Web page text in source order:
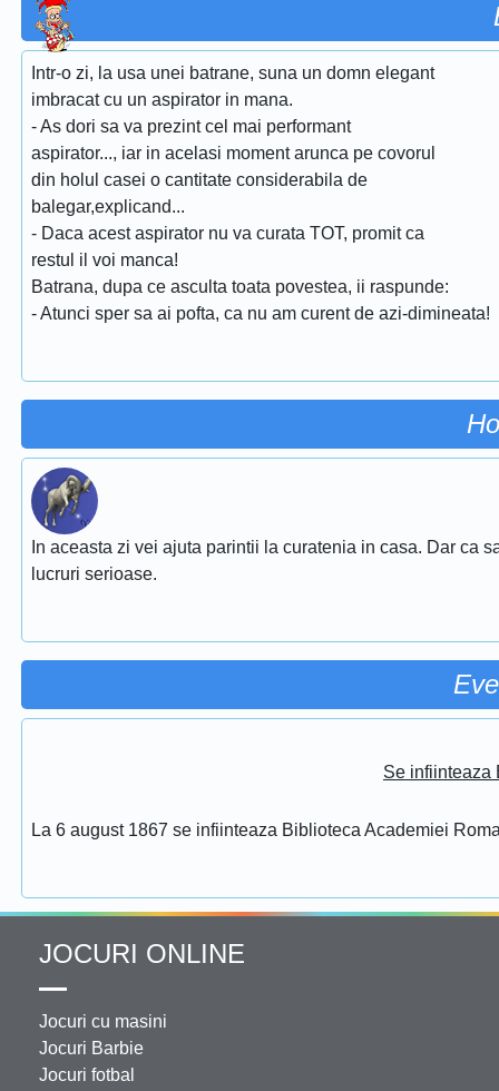
Intr-o zi, la usa unei batrane, suna un domn elegant
imbracat cu un aspirator in mana.
- As dori sa va prezint cel mai performant
aspirator..., iar in acelasi moment arunca pe covorul
din holul casei o cantitate considerabila de
balegar,explicand...
- Daca acest aspirator nu va curata TOT, promit ca
restul il voi manca!
Batrana, dupa ce asculta toata povestea, ii raspunde:
- Atunci sper sa ai pofta, ca nu am curent de azi-dimineata!
In aceasta zi vei ajuta parintii la curatenia in casa. Dar ca
lucruri serioase.
Se infiinteaza
La 6 august 1867 se infiinteaza Biblioteca Academiei
JOCURI ONLINE
Jocuri cu masini
Jocuri Barbie
Jocuri fotbal